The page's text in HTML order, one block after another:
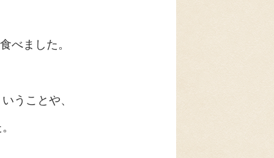
べました。
うことや、